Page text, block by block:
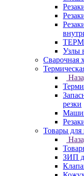
Узлы
Сварочная
резки
Товары для
ЗИП